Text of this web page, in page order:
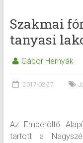
Szakmai
tanyasi
Gábor Hernyák
2017-03-27
Az Emberöltő
tartott a